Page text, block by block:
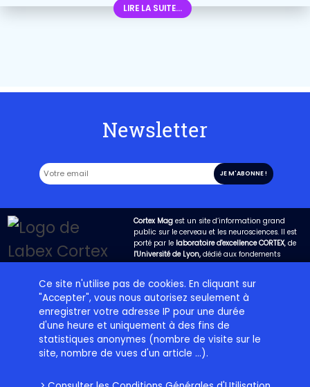
Ce site n'utilise pas de cookies. En cliquant sur
"Accepter", vous nous autorisez seulement à
enregistrer votre adresse IP pour une durée
d'une heure et uniquement à des fins de
statistiques anonymes (nombre de visite sur le
site, nombre de vues d'un article ...).
LIRE LA SUITE...
Newsletter
Cortex Magest un site d’information grand
public sur le cerveau et les neurosciences. Il est
porté par le laboratoire d'excellence CORTEX, de
l'Université de Lyon,dédié aux fondements
biologiques de la cognition. Son objectif est
les avancées de la science dans ce domaine et
de permettre qu’un dialogue fructueux s’engage
entre les chercheurs et la société.
Projet éditorial Labex Cortex Contact